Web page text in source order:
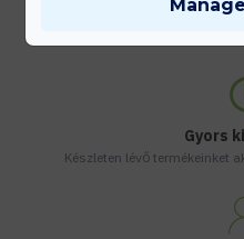
Gyors
Készleten lévő termékeinket